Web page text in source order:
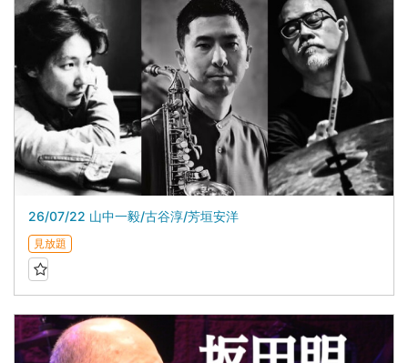
26/07/22 山中一毅/古谷淳/芳垣安洋
見放題